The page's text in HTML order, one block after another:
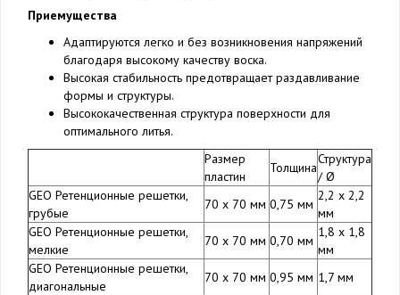
Приемущества
Адаптируются легко и без возникновения напряжений
благодаря высокому качеству воска.
Высокая стабильность предотвращает раздавливание
формы и структуры.
Высококачественная структура поверхности для
оптимального литья.
Размер
пластин
Толщина
Структура
/ Ø
GEO Ретенционные решетки,
грубые
70 x 70 мм 0,75 мм
2,2 x 2,2
мм
GEO Ретенционные решетки,
мелкие
70 x 70 мм 0,70 мм
1,8 x 1,8
мм
GEO Ретенционные решетки,
диагональные
70 x 70 мм 0,95 мм 1,7 мм